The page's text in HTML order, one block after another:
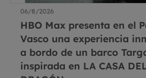
06/8/2026
HBO Max presenta en el
Vasco una experiencia
a bordo de un barco
inspirada en LA CASA